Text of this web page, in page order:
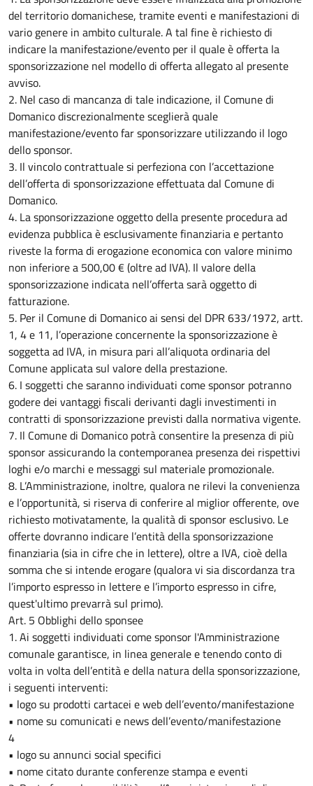
del territorio domanichese, tramite eventi e manifestazioni di
vario genere in ambito culturale. A tal fine è richiesto di
indicare la manifestazione/evento per il quale è offerta la
sponsorizzazione nel modello di offerta allegato al presente
avviso.
2. Nel caso di mancanza di tale indicazione, il Comune di
Domanico discrezionalmente sceglierà quale
manifestazione/evento far sponsorizzare utilizzando il logo
dello sponsor.
3. Il vincolo contrattuale si perfeziona con l’accettazione
dell’offerta di sponsorizzazione effettuata dal Comune di
Domanico.
4. La sponsorizzazione oggetto della presente procedura ad
evidenza pubblica è esclusivamente finanziaria e pertanto
riveste la forma di erogazione economica con valore minimo
non inferiore a 500,00 € (oltre ad IVA). Il valore della
sponsorizzazione indicata nell’offerta sarà oggetto di
fatturazione.
5. Per il Comune di Domanico ai sensi del DPR 633/1972, artt.
1, 4 e 11, l’operazione concernente la sponsorizzazione è
soggetta ad IVA, in misura pari all’aliquota ordinaria del
Comune applicata sul valore della prestazione.
6. I soggetti che saranno individuati come sponsor potranno
godere dei vantaggi fiscali derivanti dagli investimenti in
contratti di sponsorizzazione previsti dalla normativa vigente.
7. Il Comune di Domanico potrà consentire la presenza di più
sponsor assicurando la contemporanea presenza dei rispettivi
loghi e/o marchi e messaggi sul materiale promozionale.
8. L’Amministrazione, inoltre, qualora ne rilevi la convenienza
e l’opportunità, si riserva di conferire al miglior offerente, ove
richiesto motivatamente, la qualità di sponsor esclusivo. Le
offerte dovranno indicare l’entità della sponsorizzazione
finanziaria (sia in cifre che in lettere), oltre a IVA, cioè della
somma che si intende erogare (qualora vi sia discordanza tra
l’importo espresso in lettere e l’importo espresso in cifre,
quest'ultimo prevarrà sul primo).
Art. 5 Obblighi dello sponsee
1. Ai soggetti individuati come sponsor l'Amministrazione
comunale garantisce, in linea generale e tenendo conto di
volta in volta dell’entità e della natura della sponsorizzazione,
i seguenti interventi:
• logo su prodotti cartacei e web dell’evento/manifestazione
• nome su comunicati e news dell’evento/manifestazione
4
• logo su annunci social specifici
• nome citato durante conferenze stampa e eventi